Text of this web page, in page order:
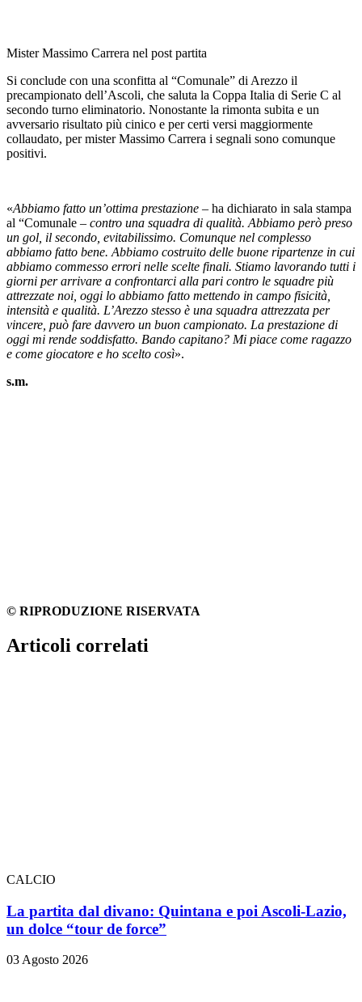
Mister Massimo Carrera nel post partita
Si conclude con una sconfitta al “Comunale” di Arezzo il
precampionato dell’Ascoli, che saluta la Coppa Italia di Serie C al
secondo turno eliminatorio. Nonostante la rimonta subita e un
avversario risultato più cinico e per certi versi maggiormente
collaudato, per mister Massimo Carrera i segnali sono comunque
positivi.
«Abbiamo fatto un’ottima prestazione – ha dichiarato in sala stampa
al “Comunale – contro una squadra di qualità. Abbiamo però preso
un gol, il secondo, evitabilissimo. Comunque nel complesso
abbiamo fatto bene. Abbiamo costruito delle buone ripartenze in cui
abbiamo commesso errori nelle scelte finali. Stiamo lavorando tutti i
giorni per arrivare a confrontarci alla pari contro le squadre più
attrezzate noi, oggi lo abbiamo fatto mettendo in campo fisicità,
intensità e qualità. L’Arezzo stesso è una squadra attrezzata per
vincere, può fare davvero un buon campionato. La prestazione di
oggi mi rende soddisfatto. Bando capitano? Mi piace come ragazzo
e come giocatore e ho scelto così».
s.m.
© RIPRODUZIONE RISERVATA
Articoli correlati
CALCIO
La partita dal divano: Quintana e poi Ascoli-Lazio,
un dolce “tour de force”
03 Agosto 2026